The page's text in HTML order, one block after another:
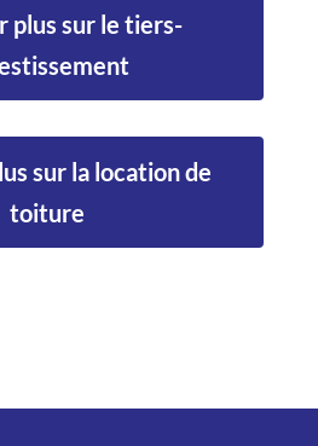
plus sur le tiers-
sur la location de
toiture